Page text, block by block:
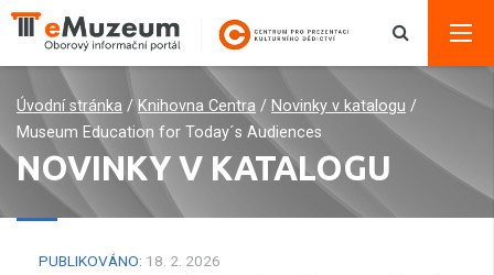
Úvodní stránka / Knihovna Centra / Novinky v katalogu /
Museum Education for Today´s Audiences
NOVINKY V KATALOGU
PUBLIKOVÁNO: 18. 2. 2026